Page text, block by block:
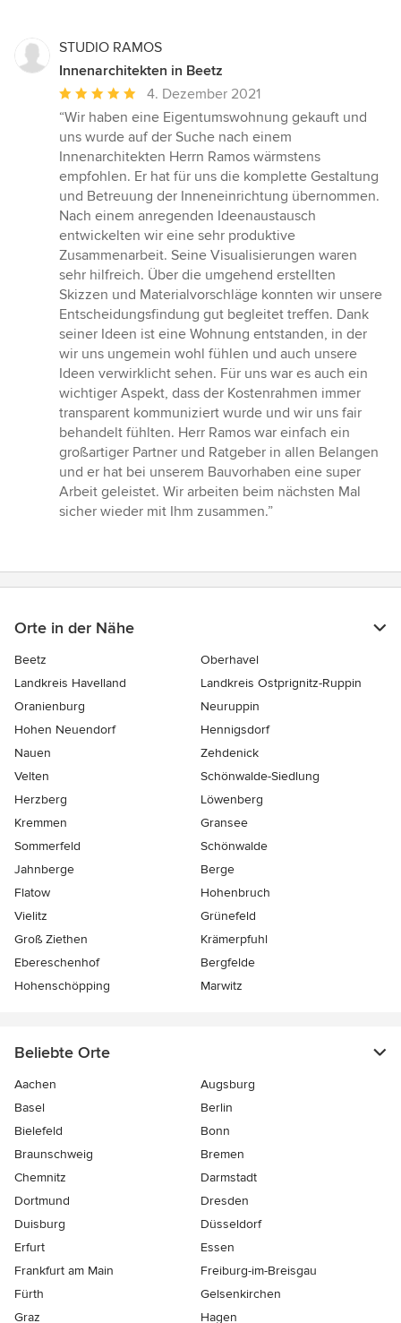
STUDIO RAMOS
Innenarchitekten in Beetz
Durchschnittliche
Bewertung:
5
von
5
Sternen
4. Dezember 2021
“Wir haben eine Eigentumswohnung gekauft und
uns wurde auf der Suche nach einem
Innenarchitekten Herrn Ramos wärmstens
empfohlen. Er hat für uns die komplette Gestaltung
und Betreuung der Inneneinrichtung übernommen.
Nach einem anregenden Ideenaustausch
entwickelten wir eine sehr produktive
Zusammenarbeit. Seine Visualisierungen waren
sehr hilfreich. Über die umgehend erstellten
Skizzen und Materialvorschläge konnten wir unsere
Entscheidungsfindung gut begleitet treffen. Dank
seiner Ideen ist eine Wohnung entstanden, in der
wir uns ungemein wohl fühlen und auch unsere
Ideen verwirklicht sehen. Für uns war es auch ein
wichtiger Aspekt, dass der Kostenrahmen immer
transparent kommuniziert wurde und wir uns fair
behandelt fühlten. Herr Ramos war einfach ein
großartiger Partner und Ratgeber in allen Belangen
und er hat bei unserem Bauvorhaben eine super
Arbeit geleistet. Wir arbeiten beim nächsten Mal
sicher wieder mit Ihm zusammen.”
Orte in der Nähe
Beetz
Oberhavel
Landkreis Havelland
Landkreis Ostprignitz-Ruppin
Oranienburg
Neuruppin
Hohen Neuendorf
Hennigsdorf
Nauen
Zehdenick
Velten
Schönwalde-Siedlung
Herzberg
Löwenberg
Kremmen
Gransee
Sommerfeld
Schönwalde
Jahnberge
Berge
Flatow
Hohenbruch
Vielitz
Grünefeld
Groß Ziethen
Krämerpfuhl
Ebereschenhof
Bergfelde
Hohenschöpping
Marwitz
Beliebte Orte
Aachen
Augsburg
Basel
Berlin
Bielefeld
Bonn
Braunschweig
Bremen
Chemnitz
Darmstadt
Dortmund
Dresden
Duisburg
Düsseldorf
Erfurt
Essen
Frankfurt am Main
Freiburg-im-Breisgau
Fürth
Gelsenkirchen
Graz
Hagen